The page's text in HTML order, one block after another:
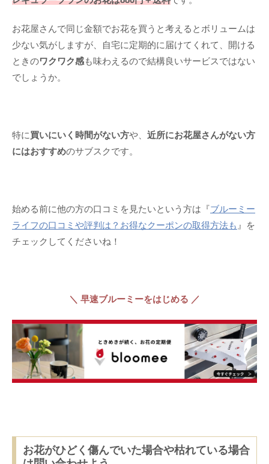
お花屋さんで同じ金額でお花を買うと考えるとボリュームは
少ない気がしますが、自宅に定期的に届けてくれて、開ける
ときのワクワク感も味わえるので結構良いサービスではない
でしょうか。
特に買いにいく時間がない方や、 近所にお花屋さんがない方
にはおすすめのサブスクです。
始める前に他の方の口コミを見たいという方は『ブルーミー
ライフの口コミや評判は？お得なクーポンの取得方法も 』を
チェックしてくださいね！
＼ 早速ブルーミーをはじめる ／
お花がひどく傷んでいた場合や枯れている場合